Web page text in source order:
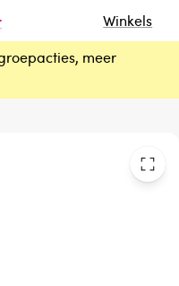
Winkels
meer